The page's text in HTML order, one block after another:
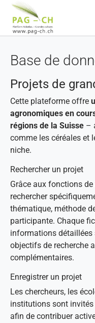
Base de
Projets de
Cette plateforme offre
agronomiques en
régions de la Suisse –
comme les céréales et
niche.
Rechercher un projet
Grâce aux fonctions
rechercher
thématique, méthode
participante. Chaque
informations détaillées
objectifs de recherche
complémentaires.
Enregistrer un projet
Les chercheurs, les
institutions sont invités
afin de contribuer